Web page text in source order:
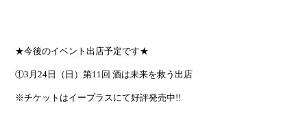
★今後のイベント出店予定です★
①3月24日（日）第11回 酒は未来を救う出店
※チケットはイープラスにて好評発売中!!